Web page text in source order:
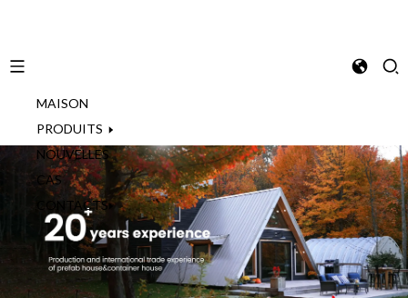
MAISON
PRODUITS
NOUVELLES
CAS
CONTACTS